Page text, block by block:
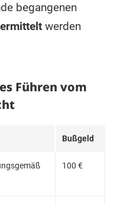
begangenen
ermittelt werden
Führen vom
Bußgeld
100 €